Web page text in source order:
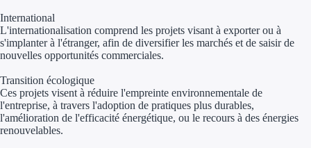
Prêt
Avance
International
L'internationalisation comprend les projets visant à exporter ou à
s'implanter à l'étranger, afin de diversifier les marchés et de saisir de
nouvelles opportunités commerciales.
Transition écologique
Ces projets visent à réduire l'empreinte environnementale de
l'entreprise, à travers l'adoption de pratiques plus durables,
l'amélioration de l'efficacité énergétique, ou le recours à des énergies
renouvelables.